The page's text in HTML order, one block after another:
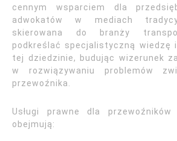
cennym wsparciem dla
adwokatów w mediach
skierowana do branży
podkreślać specjalistyczną wiedzę
tej dziedzinie, budując wizerunek
w rozwiązywaniu problemów
przewoźnika.
Usługi prawne dla
obejmują: